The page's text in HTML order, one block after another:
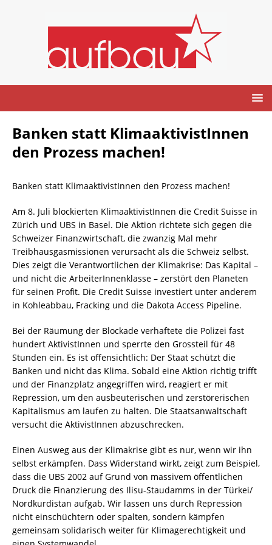
Banken statt KlimaaktivistInnen
den Prozess machen!
Banken statt KlimaaktivistInnen den Prozess machen!
Am 8. Juli blockierten KlimaaktivistInnen die Credit Suisse in
Zürich und UBS in Basel. Die Aktion richtete sich gegen die
Schweizer Finanzwirtschaft, die zwanzig Mal mehr
Treibhausgasmissionen verursacht als die Schweiz selbst.
Dies zeigt die Verantwortlichen der Klimakrise: Das Kapital –
und nicht die ArbeiterInnenklasse – zerstört den Planeten
für seinen Profit. Die Credit Suisse investiert unter anderem
in Kohleabbau, Fracking und die Dakota Access Pipeline.
Bei der Räumung der Blockade verhaftete die Polizei fast
hundert AktivistInnen und sperrte den Grossteil für 48
Stunden ein. Es ist offensichtlich: Der Staat schützt die
Banken und nicht das Klima. Sobald eine Aktion richtig trifft
und der Finanzplatz angegriffen wird, reagiert er mit
Repression, um den ausbeuterischen und zerstörerischen
Kapitalismus am laufen zu halten. Die Staatsanwaltschaft
versucht die AktivistInnen abzuschrecken.
Einen Ausweg aus der Klimakrise gibt es nur, wenn wir ihn
selbst erkämpfen. Dass Widerstand wirkt, zeigt zum Beispiel,
dass die UBS 2002 auf Grund von massivem öffentlichen
Druck die Finanzierung des Ilisu-Staudamms in der Türkei/
Nordkurdistan aufgab. Wir lassen uns durch Repression
nicht einschüchtern oder spalten, sondern kämpfen
gemeinsam solidarisch weiter für Klimagerechtigkeit und